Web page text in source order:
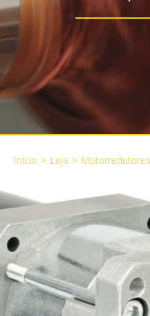
Início > Loja >